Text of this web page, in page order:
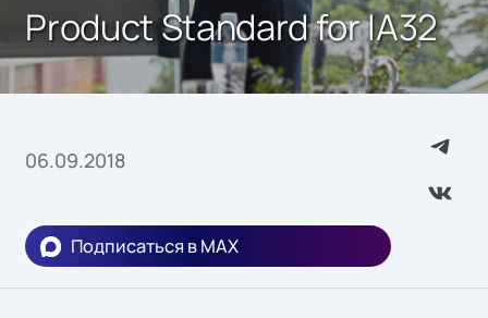
Product Standard for IA32
06.09.2018
Подписаться в MAX